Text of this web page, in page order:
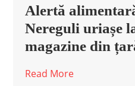
Alertă
Nereguli uriașe
magazine din
Read More